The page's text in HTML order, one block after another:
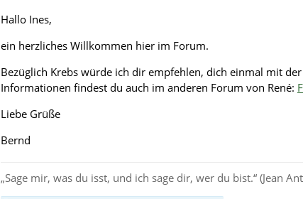
Hallo Ines,
ein herzliches Willkommen hier im Forum.
Bezüglich Krebs würde ich dir empfehlen, dich einmal mit
Informationen findest du auch im anderen Forum von René:
Liebe Grüße
Bernd
„Sage mir, was du isst, und ich sage dir, wer du bist.“ (Jean